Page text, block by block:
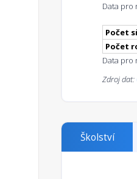
Data pro
Počet
Počet
Data pro
Zdroj dat:
Školství